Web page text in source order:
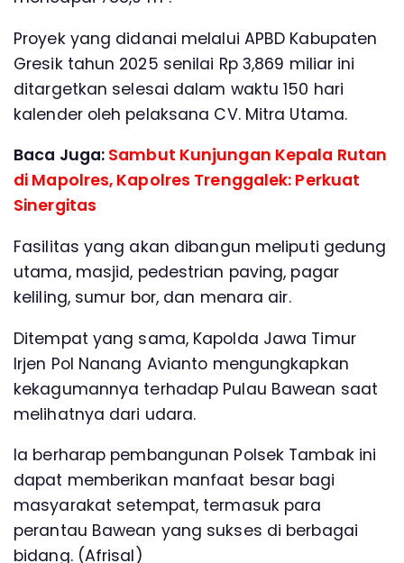
Proyek yang didanai melalui APBD Kabupaten
Gresik tahun 2025 senilai Rp 3,869 miliar ini
ditargetkan selesai dalam waktu 150 hari
kalender oleh pelaksana CV. Mitra Utama.
Baca Juga: Sambut Kunjungan Kepala Rutan
di Mapolres, Kapolres Trenggalek: Perkuat
Sinergitas
Fasilitas yang akan dibangun meliputi gedung
utama, masjid, pedestrian paving, pagar
keliling, sumur bor, dan menara air.
Ditempat yang sama, Kapolda Jawa Timur
Irjen Pol Nanang Avianto mengungkapkan
kekagumannya terhadap Pulau Bawean saat
melihatnya dari udara.
Ia berharap pembangunan Polsek Tambak ini
dapat memberikan manfaat besar bagi
masyarakat setempat, termasuk para
perantau Bawean yang sukses di berbagai
bidang. (Afrisal)